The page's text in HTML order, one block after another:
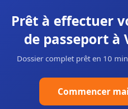
Prêt à effectuer
de passeport à
Dossier complet prêt en 10
Commencer